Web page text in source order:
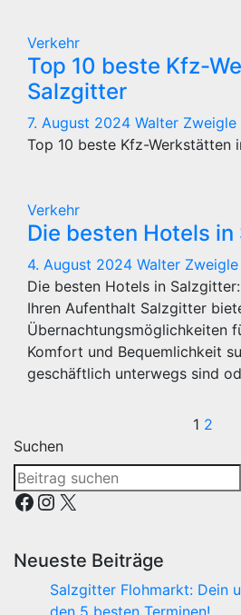
Verkehr
Top 10 beste Kfz-
Salzgitter
7. August 2024 Walter Zweigle
Top 10 beste Kfz-Werkstätten
Verkehr
Die besten Hotels
4. August 2024 Walter Zweigle
Die besten Hotels in
Ihren Aufenthalt Salzgitter
Übernachtungsmöglichkeiten
Komfort und Bequemlichkeit
geschäftlich unterwegs sind
der
1 2
Suchen
Facebook
Instagram
X
Neueste Beiträge
Salzgitter Flohmarkt: Dein
den 5 besten Terminen!